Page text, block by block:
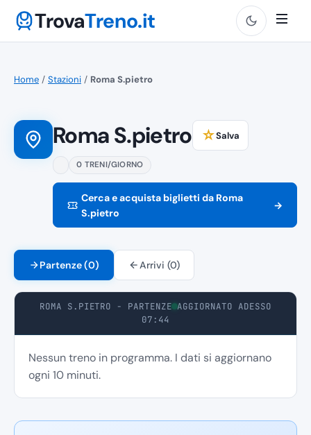
TrovaTreno.it
Home / Stazioni / Roma S.pietro
Roma S.pietro ☆Salva
0 TRENI/GIORNO
Cerca e acquista biglietti da Roma
S.pietro
→
Partenze (0) Arrivi (0)
ROMA S.PIETRO - PARTENZE AGGIORNATO ADESSO
07:44
Nessun treno in programma. I dati si aggiornano
ogni 10 minuti.